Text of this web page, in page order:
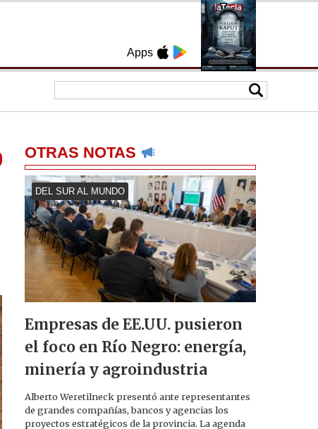
Apps
OTRAS NOTAS
DEL SUR AL MUNDO
Empresas de EE.UU. pusieron
el foco en Río Negro: energía,
minería y agroindustria
Alberto Weretilneck presentó ante representantes
de grandes compañías, bancos y agencias los
proyectos estratégicos de la provincia. La agenda